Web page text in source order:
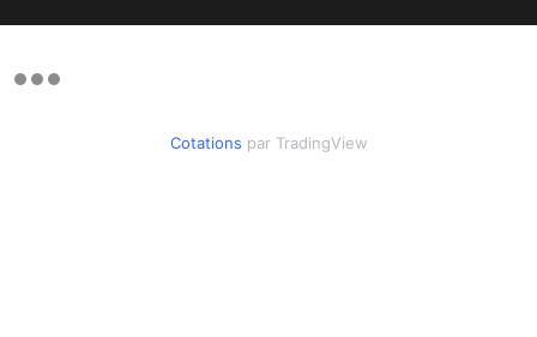
Cotations par TradingView